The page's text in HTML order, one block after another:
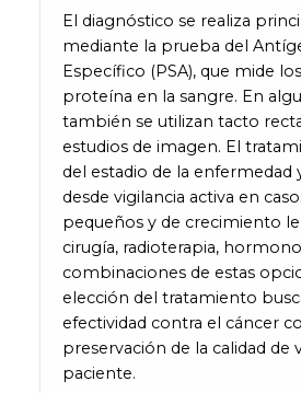
El diagnóstico se realiza
mediante la prueba del
Específico (PSA), que mide
proteína en la sangre. En
también se utilizan tacto
estudios de imagen. El
del estadio de la enfermedad
desde vigilancia activa en
pequeños y de crecimiento
cirugía, radioterapia,
combinaciones de estas
elección del tratamiento
efectividad contra el cáncer
preservación de la calidad de
paciente.